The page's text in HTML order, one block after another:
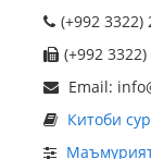
(+992 3322)
(+992
Email:
Китоби